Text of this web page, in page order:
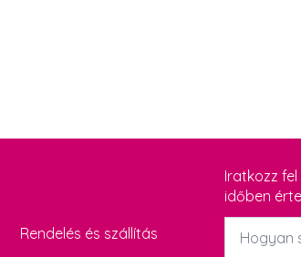
Rendelés és szállítás
Iratkozz
időben
Név